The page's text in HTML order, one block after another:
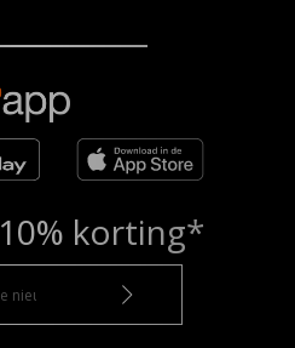
10% korting*